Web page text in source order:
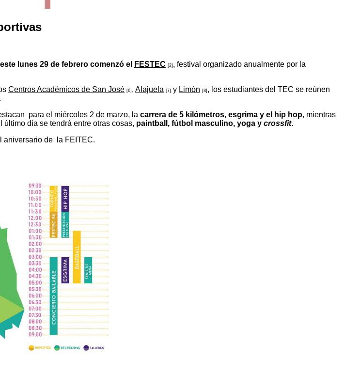
este lunes 29 de febrero comenzó el FESTEC [2] , festival organizado anualmente por la
Centros Académicos de San José [6] , Alajuela [7] y Limón [8] , los estudiantes del TEC se reúnen
para el miércoles 2 de marzo, la carrera de 5 kilómetros, esgrima y el hip hop, mientras
último día se tendrá entre otras cosas, paintball, fútbol masculino, yoga y crossfit.
aniversario de la FEITEC.